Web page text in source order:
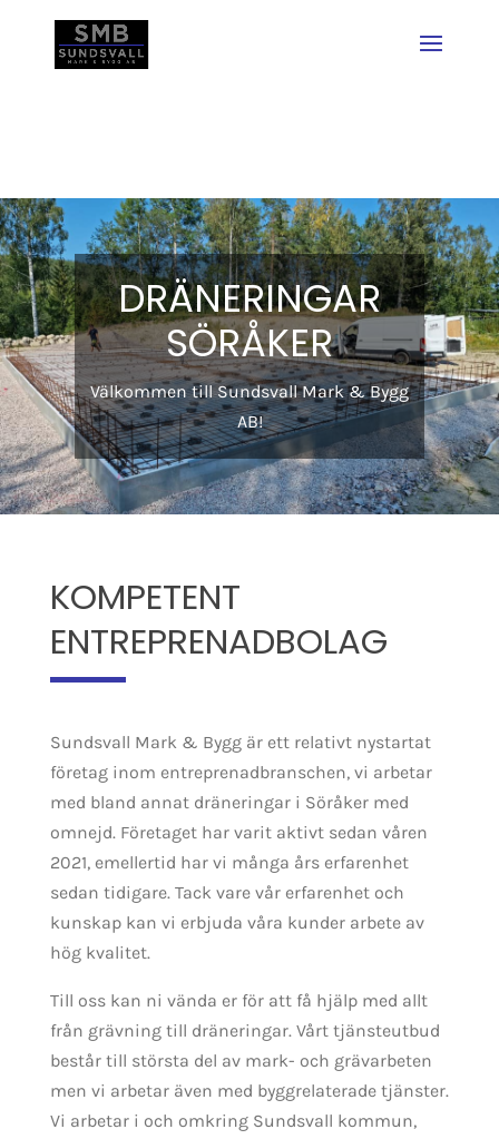
DRÄNERINGAR
SÖRÅKER
Välkommen till Sundsvall Mark & Bygg
AB!
KOMPETENT
ENTREPRENADBOLAG
Sundsvall Mark & Bygg är ett relativt nystartat
företag inom entreprenadbranschen, vi arbetar
med bland annat dräneringar i Söråker med
omnejd. Företaget har varit aktivt sedan våren
2021, emellertid har vi många års erfarenhet
sedan tidigare. Tack vare vår erfarenhet och
kunskap kan vi erbjuda våra kunder arbete av
hög kvalitet.
Till oss kan ni vända er för att få hjälp med allt
från grävning till dräneringar. Vårt tjänsteutbud
består till största del av mark- och grävarbeten
men vi arbetar även med byggrelaterade tjänster.
Vi arbetar i och omkring Sundsvall kommun,